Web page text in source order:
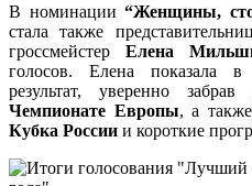
В номинации“Женщины,
стала также
гроссмейстерЕлена
голосов. Елена показала
результат, уверенно
Чемпионате Европы, а
Кубка России и короткие